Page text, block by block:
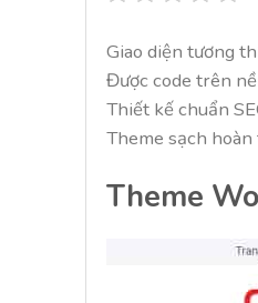
Giao diện tương
Được code trên
Thiết kế chuẩn
Theme sạch
Theme